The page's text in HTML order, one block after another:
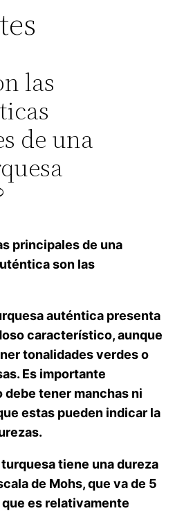
las
de una
principales de una
son las
auténtica presenta
característico, aunque
tonalidades verdes o
Es importante
debe tener manchas ni
estas pueden indicar la
tiene una dureza
de Mohs, que va de 5
es relativamente